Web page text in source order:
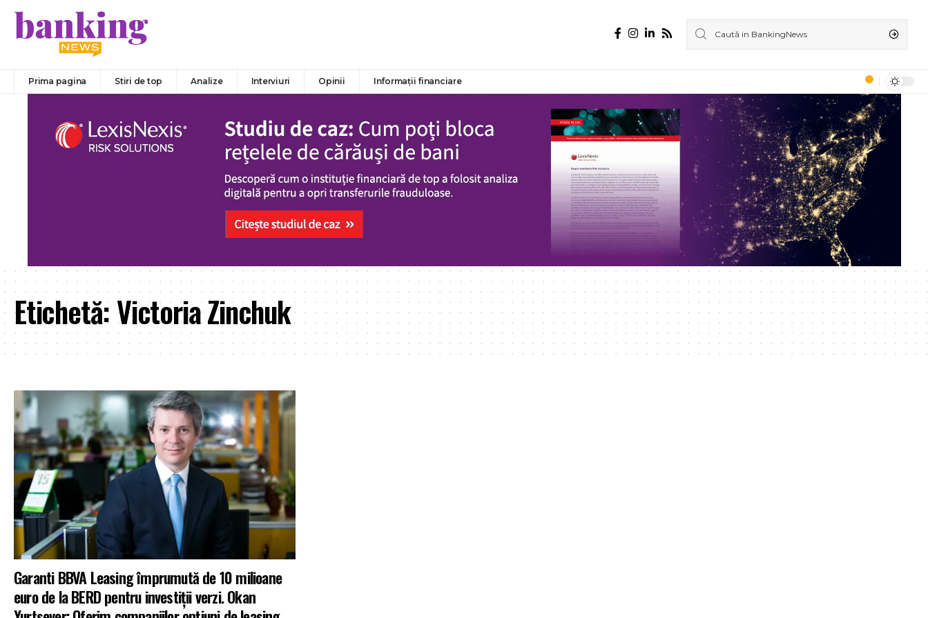
Prima pagina Stiri de top Analize Interviuri Opinii Informații financiare
Etichetă:Victoria Zinchuk
Garanti BBVA Leasing împrumută de 10 milioane
euro de la BERD pentru investiții verzi. Okan